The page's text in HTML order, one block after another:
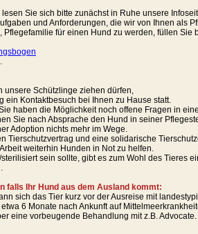
Sie sich bitte zunächst in Ruhe unsere
und Anforderungen, die wir von Ihnen als
für einen Hund zu werden, füllen
unsere Schützlinge ziehen dürfen,
ein Kontaktbesuch bei Ihnen zu Hause statt.
haben die Möglichkeit noch offene Fragen in
Sie nach Absprache den Hund in seiner
Adoption nichts mehr im Wege.
Tierschutzvertrag und eine solidarische
weiterhin Hunden in Not zu helfen.
sein sollte, gibt es zum Wohl des Tieres
falls Ihr Hund aus dem Ausland kommt:
sich das Tier kurz vor der Ausreise mit
6 Monate nach Ankunft auf
eine vorbeugende Behandlung mit z.B. Advocate.